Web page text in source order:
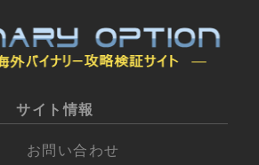
サイト情報
お問い合わせ